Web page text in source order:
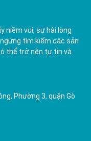
niềm vui, sự hài lòng
tìm kiếm các sản
thể trở nên tự tin và
Phường 3, quận Gò